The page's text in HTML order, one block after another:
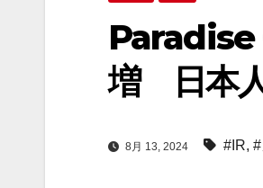
Paradise
増 日本
8月 13, 2024 #IR,